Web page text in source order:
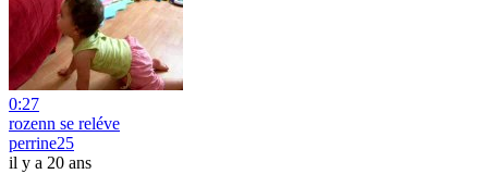
0:27
rozenn se reléve
perrine25
il y a 20 ans